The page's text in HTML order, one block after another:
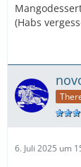
(Habs
6. Juli 2025 um